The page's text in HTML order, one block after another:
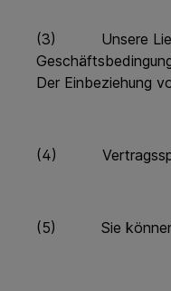
(3) Unsere
Der Einbeziehung
(4)
(5) Sie können die